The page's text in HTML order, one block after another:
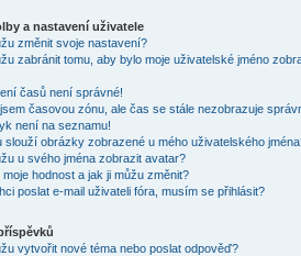
a nastavení uživatele
změnit svoje nastavení?
zabránit tomu, aby bylo moje uživatelské jméno
časů není správné!
časovou zónu, ale čas se stále nezobrazuje
není na seznamu!
slouží obrázky zobrazené u mého uživatelského
u svého jména zobrazit avatar?
moje hodnost a jak ji můžu změnit?
poslat e-mail uživateli fóra, musím se přihlásit?
vytvořit nové téma nebo poslat odpověď?